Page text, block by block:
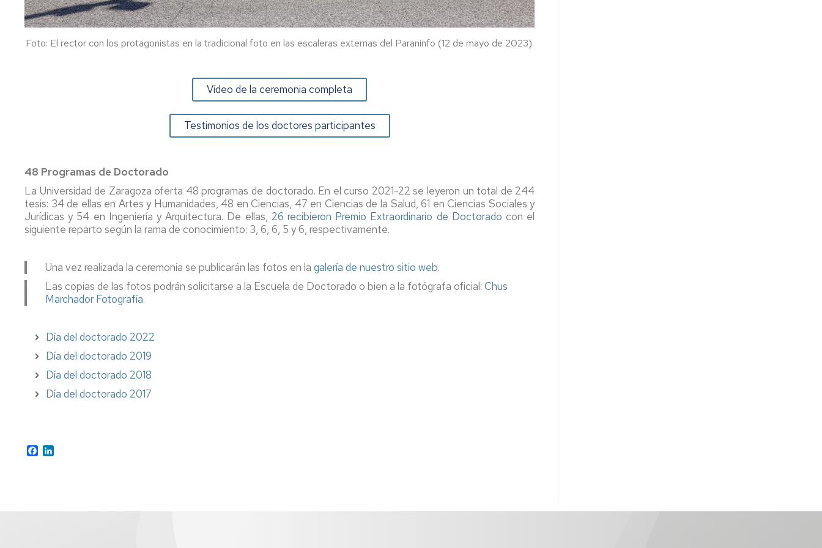
Foto: El rector con los protagonistas en la tradicional foto en las escaleras externas del Paraninfo (12 de mayo de 2023).
Vídeo de la ceremonia completa
Testimonios de los doctores participantes
48 Programas de Doctorado
La Universidad de Zaragoza oferta 48 programas de doctorado. En el curso 2021-22 se leyeron un total de 244
tesis: 34 de ellas en Artes y Humanidades, 48 en Ciencias, 47 en Ciencias de la Salud, 61 en Ciencias Sociales y
Jurídicas y 54 en Ingeniería y Arquitectura. De ellas, 26 recibieron Premio Extraordinario de Doctoradocon el
siguiente reparto según la rama de conocimiento: 3, 6, 6, 5 y 6, respectivamente.
Una vez realizada la ceremonia se publicarán las fotos en la galería de nuestro sitio web.
Las copias de las fotos podrán solicitarse a la Escuela de Doctorado o bien a la fotógrafa oficial: Chus
Marchador Fotografía.
Día del doctorado 2022
Día del doctorado 2019
Día del doctorado 2018
Día del doctorado 2017
Facebook